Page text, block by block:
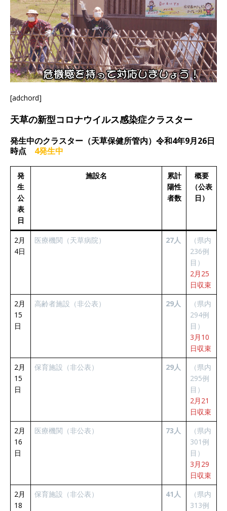
[adchord]
天草の新型コロナウイルス感染症クラスター
発生中のクラスター（天草保健所管内）令和4年9月26日
時点 4発生中
発
生
公
表
日
施設名
累計
陽性
者数
概要
（公表
日）
2月
4日
医療機関（天草病院） 27人
（県内
236例
目）
2月25
日収束
2月
15
日
高齢者施設（非公表） 29人
（県内
294例
目）
3月10
日収束
2月
15
日
保育施設（非公表） 29人
（県内
295例
目）
2月21
日収束
2月
16
日
医療機関（非公表） 73人
（県内
301例
目）
3月29
日収束
2月
18
保育施設（非公表） 41人
（県内
313例